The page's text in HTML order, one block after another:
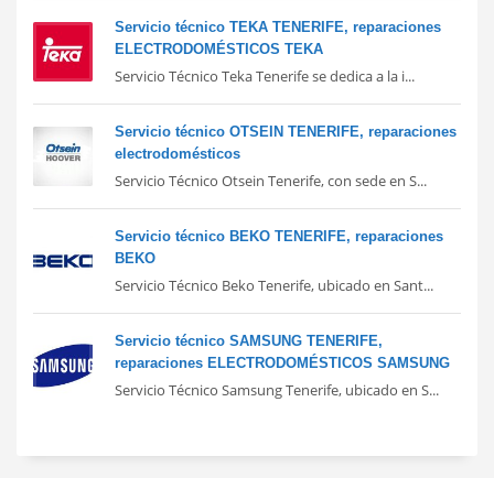
Servicio técnico TEKA TENERIFE, reparaciones
ELECTRODOMÉSTICOS TEKA
Servicio Técnico Teka Tenerife se dedica a la i...
Servicio técnico OTSEIN TENERIFE, reparaciones
electrodomésticos
Servicio Técnico Otsein Tenerife, con sede en S...
Servicio técnico BEKO TENERIFE, reparaciones
BEKO
Servicio Técnico Beko Tenerife, ubicado en Sant...
Servicio técnico SAMSUNG TENERIFE,
reparaciones ELECTRODOMÉSTICOS SAMSUNG
Servicio Técnico Samsung Tenerife, ubicado en S...